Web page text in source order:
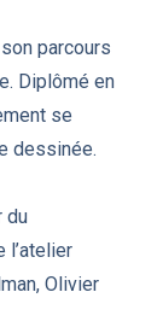
parcours
Diplômé en
se
dessinée.
du
l’atelier
Olivier